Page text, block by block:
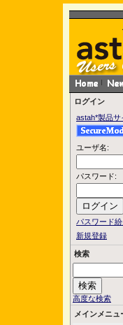
ログイン
astah*製品サ
ユーザ名:
パスワード:
パスワード
新規登録
検索
高度な検索
メインメニュ